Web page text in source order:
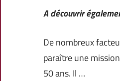
A découvrir
De nombreux
paraître une
50 ans. Il …